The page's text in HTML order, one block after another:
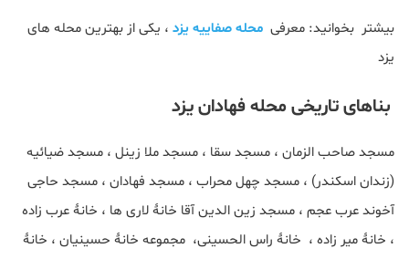
بیشتر بخوانید: معرفی محله صفاییه یزد ، یکی از بهترین محله های
یزد
بناهای تاریخی محله فهادان یزد
مسجد صاحب الزمان ، مسجد سقا ، مسجد ملا زینل ، مسجد ضیائیه
(زندان اسکندر) ، مسجد چهل محراب ، مسجد فهادان ، مسجد حاجی
آخوند عرب عجم ، مسجد زین الدین آقا خانهٔ لاری ها ، خانهٔ عرب زاده
، خانهٔ میر زاده ، خانهٔ راس الحسینی، مجموعه خانهٔ حسینیان ، خانهٔ